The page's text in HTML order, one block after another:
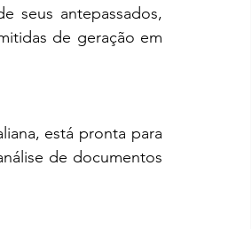
seus antepassados,
de geração em
está pronta para
de documentos